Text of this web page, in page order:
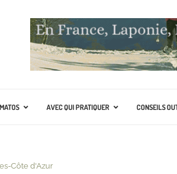
AVEC QUI PRATIQUER CONSEILS
Côte d'Azur